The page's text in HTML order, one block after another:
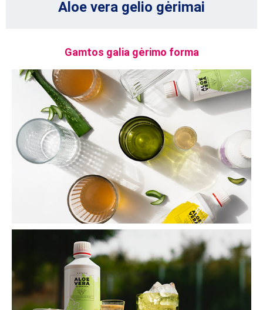
Aloe vera gelio gėrimai
Gamtos galia gėrimo forma